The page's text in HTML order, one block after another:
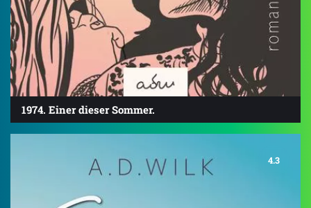
1974. Einer dieser Sommer.
4.3